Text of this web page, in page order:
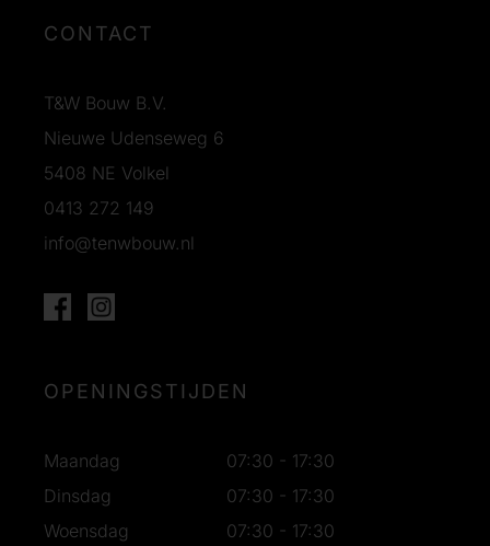
CONTACT
T&W Bouw B.V.
Nieuwe Udenseweg 6
5408 NE Volkel
0413 272 149
info@tenwbouw.nl
OPENINGSTIJDEN
Maandag
07:30 - 17:30
Dinsdag
07:30 - 17:30
Woensdag
07:30 - 17:30